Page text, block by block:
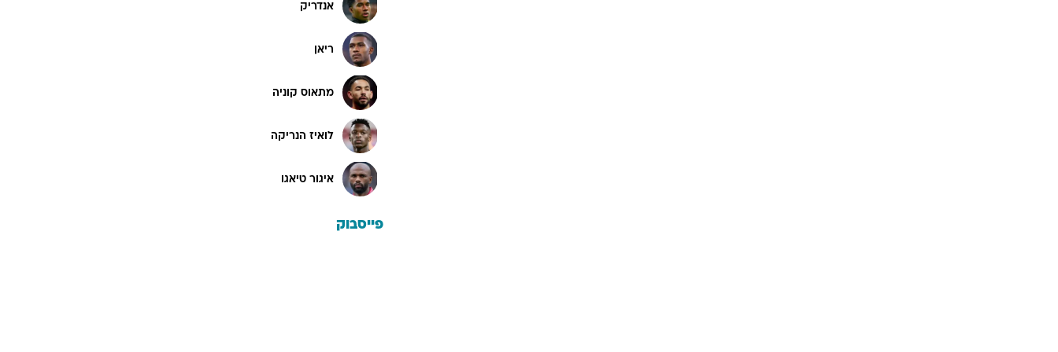
אנדריק
ריאן
מתאוס קוניה
לואיז הנריקה
איגור טיאגו
פייסבוק